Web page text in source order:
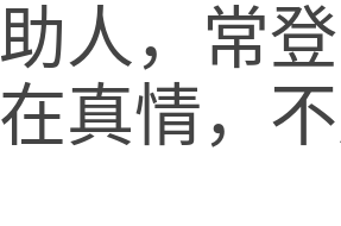
助人，常
在真情，